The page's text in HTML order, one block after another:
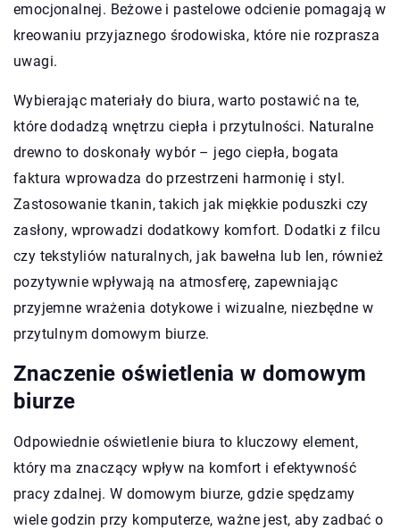
emocjonalnej. Beżowe i pastelowe odcienie pomagają w
kreowaniu przyjaznego środowiska, które nie rozprasza
uwagi.
Wybierając materiały do biura, warto postawić na te,
które dodadzą wnętrzu ciepła i przytulności. Naturalne
drewno to doskonały wybór – jego ciepła, bogata
faktura wprowadza do przestrzeni harmonię i styl.
Zastosowanie tkanin, takich jak miękkie poduszki czy
zasłony, wprowadzi dodatkowy komfort. Dodatki z filcu
czy tekstyliów naturalnych, jak bawełna lub len, również
pozytywnie wpływają na atmosferę, zapewniając
przyjemne wrażenia dotykowe i wizualne, niezbędne w
przytulnym domowym biurze.
Znaczenie oświetlenia w domowym
biurze
Odpowiednie oświetlenie biura to kluczowy element,
który ma znaczący wpływ na komfort i efektywność
pracy zdalnej. W domowym biurze, gdzie spędzamy
wiele godzin przy komputerze, ważne jest, aby zadbać o